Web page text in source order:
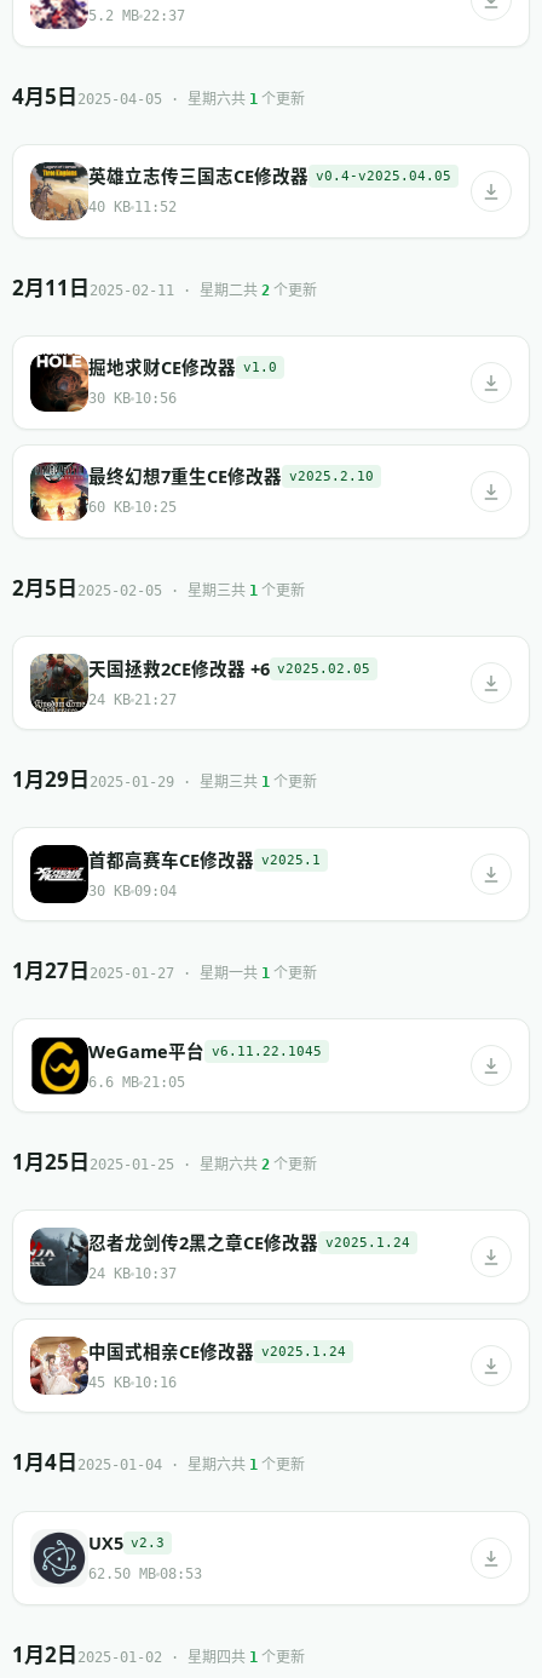
5.2 MB 22:37
4月5日 2025-04-05 · 星期六共 1 个更新
英雄立志传三国志CE修改器 v0.4-v2025.04.05
40 KB 11:52
2月11日 2025-02-11 · 星期二共 2 个更新
掘地求财CE修改器 v1.0
30 KB 10:56
最终幻想7重生CE修改器 v2025.2.10
60 KB 10:25
2月5日 2025-02-05 · 星期三共 1 个更新
天国拯救2CE修改器 +6 v2025.02.05
24 KB 21:27
1月29日 2025-01-29 · 星期三共 1 个更新
首都高赛车CE修改器 v2025.1
30 KB 09:04
1月27日 2025-01-27 · 星期一共 1 个更新
WeGame平台 v6.11.22.1045
6.6 MB 21:05
1月25日 2025-01-25 · 星期六共 2 个更新
忍者龙剑传2黑之章CE修改器 v2025.1.24
24 KB 10:37
中国式相亲CE修改器 v2025.1.24
45 KB 10:16
1月4日 2025-01-04 · 星期六共 1 个更新
UX5 v2.3
62.50 MB 08:53
1月2日 2025-01-02 · 星期四共 1 个更新